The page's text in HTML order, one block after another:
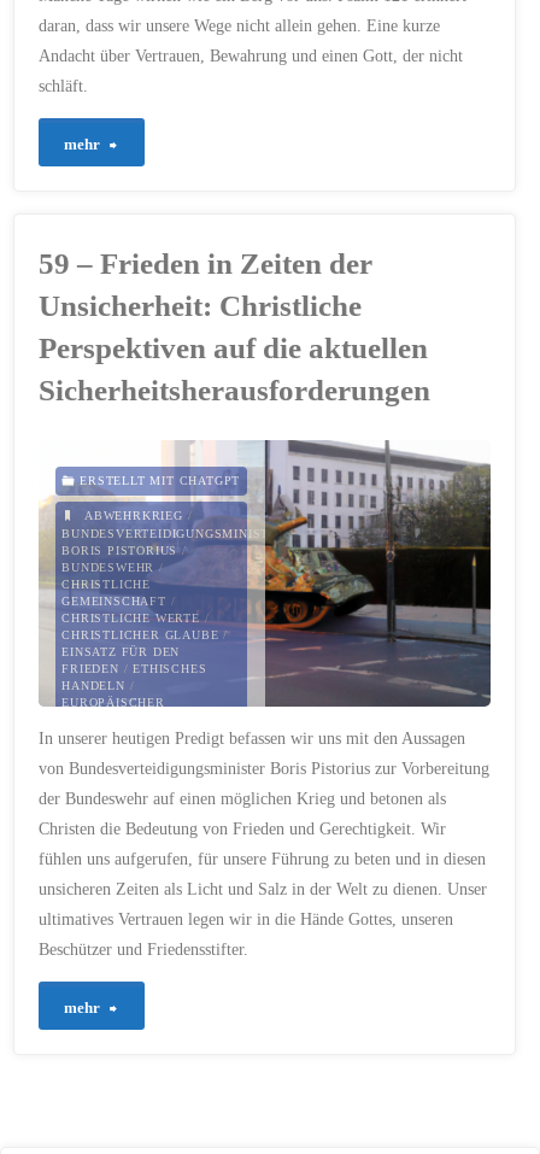
daran, dass wir unsere Wege nicht allein gehen. Eine kurze
Andacht über Vertrauen, Bewahrung und einen Gott, der nicht
schläft.
mehr
auf
deinem
59 – Frieden in Zeiten der
Unsicherheit: Christliche
Perspektiven auf die aktuellen
Sicherheitsherausforderungen
ERSTELLT MIT CHATGPT
ABWEHRKRIEG /
BUNDESVERTEIDIGUNGSMINISTER
BORIS PISTORIUS /
BUNDESWEHR /
CHRISTLICHE
GEMEINSCHAFT /
CHRISTLICHE WERTE /
CHRISTLICHER GLAUBE /
EINSATZ FÜR DEN
FRIEDEN /ETHISCHES
HANDELN /
EUROPÄISCHER
FRIEDENSSICHERUNG/
GEBET FÜR DIE
GERECHTIGKEIT FÖRDERN
/
GOTTES SCHUTZ
HERAUSFORDERUNGEN
ANNEHMEN/KRIEG IN
DER UKRAINE
LICHT IN
DER WELT/MORALISCHE
BÜNDNISFALL/
/SALZ DER ERDE/
SPIRITUELLE STÄRKE
In unserer heutigen Predigt befassen wir uns mit den Aussagen
von Bundesverteidigungsminister Boris Pistorius zur Vorbereitung
der Bundeswehr auf einen möglichen Krieg und betonen als
Christen die Bedeutung von Frieden und Gerechtigkeit. Wir
fühlen uns aufgerufen, für unsere Führung zu beten und in diesen
unsicheren Zeiten als Licht und Salz in der Welt zu dienen. Unser
ultimatives Vertrauen legen wir in die Hände Gottes, unseren
Beschützer und Friedensstifter.
mehr